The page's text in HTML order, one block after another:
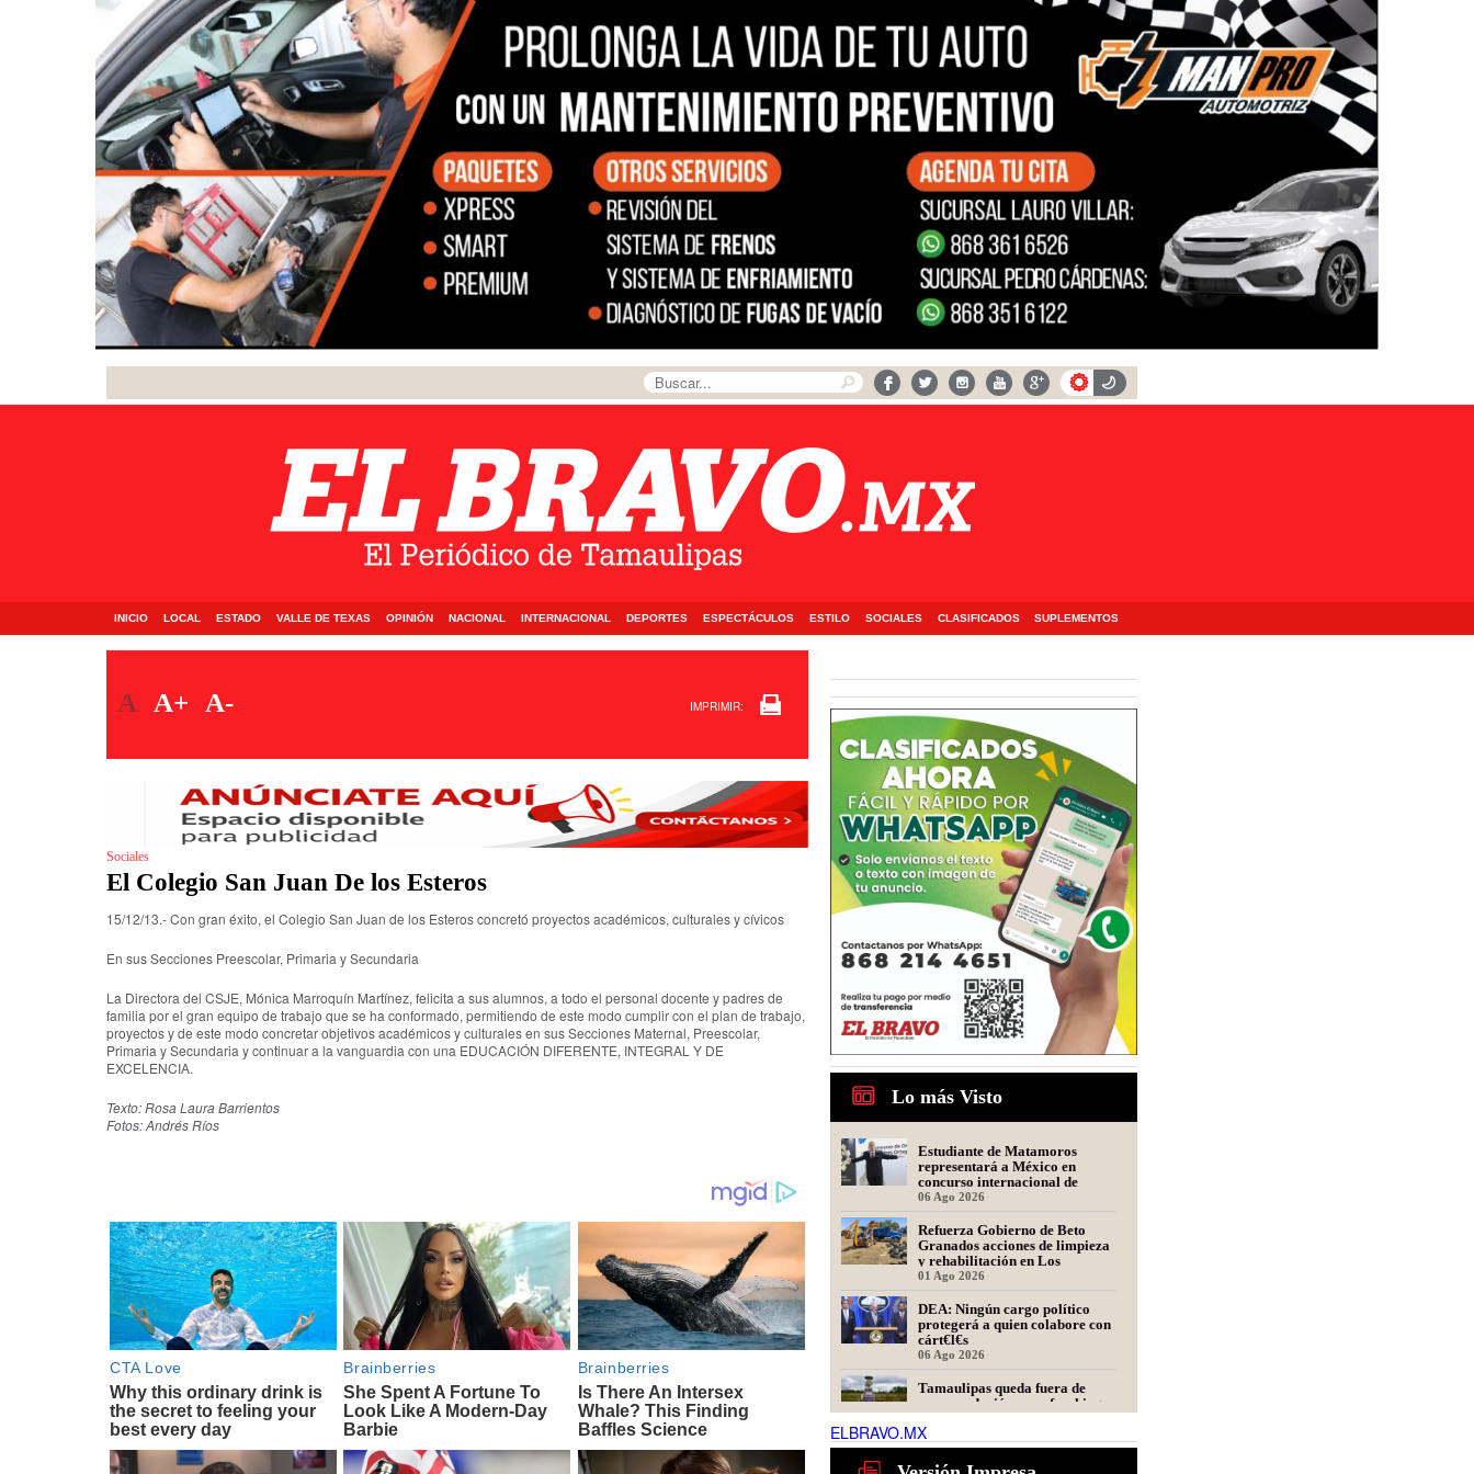
INICIO LOCAL ESTADO VALLE DE TEXAS OPINIÓN NACIONAL INTERNACIONAL DEPORTES ESPECTÁCULOS ESTILO SOCIALES CLASIFICADOS SUPLEMENTOS
A A+ A- IMPRIMIR:
Sociales
El Colegio San Juan De los Esteros
15/12/13.- Con gran éxito, el Colegio San Juan de los Esteros concretó proyectos académicos, culturales y cívicos
En sus Secciones Preescolar, Primaria y Secundaria
La Directora del CSJE, Mónica Marroquín Martínez, felicita a sus alumnos, a todo el personal docente y padres de
familia por el gran equipo de trabajo que se ha conformado, permitiendo de este modo cumplir con el plan de trabajo,
proyectos y de este modo concretar objetivos académicos y culturales en sus Secciones Maternal, Preescolar,
Primaria y Secundaria y continuar a la vanguardia con una EDUCACIÓN DIFERENTE, INTEGRAL Y DE
EXCELENCIA.
Texto: Rosa Laura Barrientos
Fotos: Andrés Ríos
Lo más Visto
Estudiante de Matamoros
representará a México en
concurso internacional de
oratoria en Perú
06 Ago 2026
Refuerza Gobierno de Beto
Granados acciones de limpieza
y rehabilitación en Los
Presidentes
01 Ago 2026
DEA: Ningún cargo político
protegerá a quien colabore con
cárt€l€s
06 Ago 2026
Tamaulipas queda fuera de
recomendación para fracking
informa comité científico
06 Ago 2026
Presidente de Fecanaco
ELBRAVO.MX